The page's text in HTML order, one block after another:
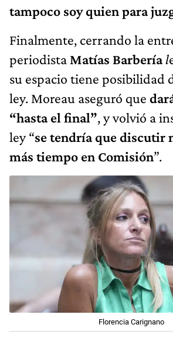
tampoco soy quien para
Finalmente, cerrando la
periodista Matías Barberíal
su espacio tiene posibilidad
ley. Moreau aseguró que
“hasta el final”, y volvió a
ley “se tendría que discutir
más tiempo en Comisión”.
Florencia Carignano